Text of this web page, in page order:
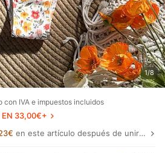
1/8
con IVA e impuestos incluidos
EN 33,00€+
en este artículo después de unirte.